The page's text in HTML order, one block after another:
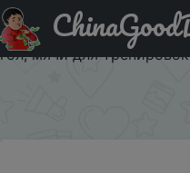
Знижка на
из ТПУ, размер 3, размер
гол, мячи для